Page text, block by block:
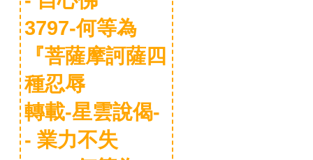
3797-何等為
『菩薩摩訶薩四
種忍辱
轉載-星雲說偈-
- 業力不失